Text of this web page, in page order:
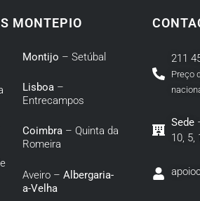
MONTEPIO
Montijo – Setúbal
Lisboa–
Entrecampos
Coimbra– Quinta da
Romeira
Aveiro – Albergaria-
a-Velha
211
Preço
Sede
10, 5,